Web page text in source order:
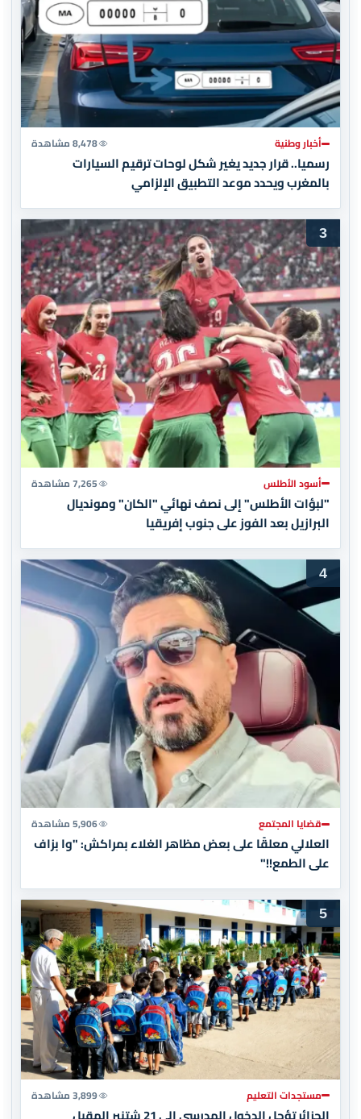
أخبار وطنية 8,478 مشاهدة
رسميا.. قرار جديد يغير شكل لوحات ترقيم السيارات
بالمغرب ويحدد موعد التطبيق الإلزامي
3
أسود الأطلس 7,265 مشاهدة
"لبؤات الأطلس" إلى نصف نهائي "الكان" ومونديال
البرازيل بعد الفوز على جنوب إفريقيا
4
قضايا المجتمع 5,906 مشاهدة
العلالي معلقًا على بعض مظاهر الغلاء بمراكش: "وا بزاف
على الطمع!!"
5
مستجدات التعليم 3,899 مشاهدة